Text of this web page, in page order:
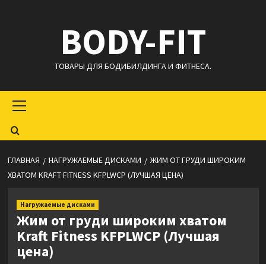
BODY-FIT
ТОВАРЫ ДЛЯ БОДИБИЛДИНГА И ФИТНЕСА.
меню
ГЛАВНАЯ НАГРУЖАЕМЫЕ ДИСКАМИ
ЖИМ ОТ ГРУДИ ШИРОКИМ
ХВАТОМ KRAFT FITNESS KFPLWCP (ЛУЧШАЯ ЦЕНА)
Нагружаемые дисками
Жим от груди широким хватом
Kraft Fitness KFPLWCP (Лучшая
цена)